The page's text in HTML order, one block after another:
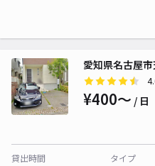
愛知県名古屋
¥400〜 / 日
貸出時間
タイプ